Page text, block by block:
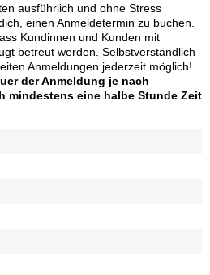
ausführlich und ohne Stress
einen Anmeldetermin zu buchen.
Kundinnen und Kunden mit
betreut werden. Selbstverständlich
Anmeldungen jederzeit möglich!
der Anmeldung je nach
mindestens eine halbe Stunde Zeit